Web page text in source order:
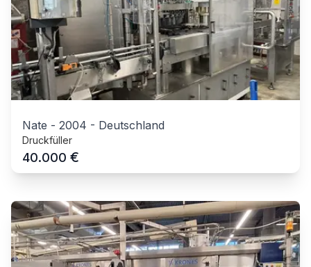
Nate - 2004 - Deutschland
Druckfüller
40.000 €